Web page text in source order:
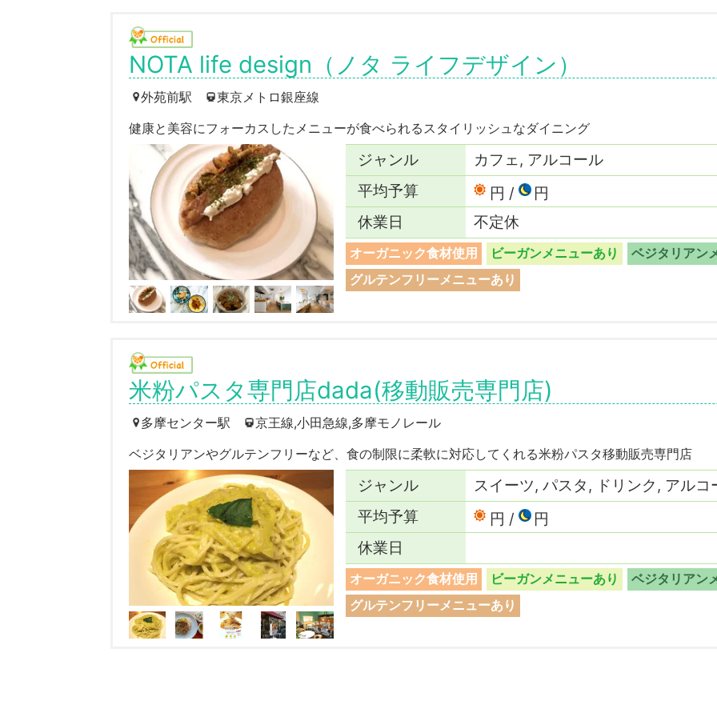
NOTA life design（ノタ ライフデザイン）
外苑前駅 東京メトロ銀座線
健康と美容にフォーカスしたメニューが食べられるスタイリッシュなダイニング
ジャンル
カフェ, アルコール
平均予算
円
円
休業日
不定休
オーガニック食材使用 ビーガンメニューあり
ベジタリアン
グルテンフリーメニューあり
米粉パスタ専門店dada(移動販売専門店)
多摩センター駅 京王線,小田急線,多摩モノレール
ベジタリアンやグルテンフリーなど、食の制限に柔軟に対応してくれる米粉パスタ移動販売専門店
ジャンル
スイーツ, パスタ, ドリンク, アルコ
平均予算
円
円
休業日
オーガニック食材使用 ビーガンメニューあり
ベジタリアン
グルテンフリーメニューあり